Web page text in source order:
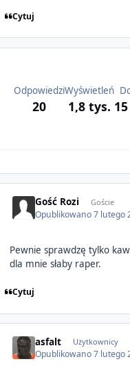
Cytuj
Odpowiedzi
20
Wyświetleń
1,8 tys.
Gość Rozi Goście
Opublikowano7 lutego
Pewnie sprawdzę tylko
dla mnie słaby raper.
Cytuj
asfalt Użytkownicy
Opublikowano7 lutego